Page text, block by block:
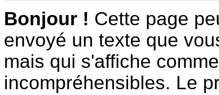
Bonjour ! Cette page
envoyé un texte que
mais qui s'affiche
incompréhensibles. Le